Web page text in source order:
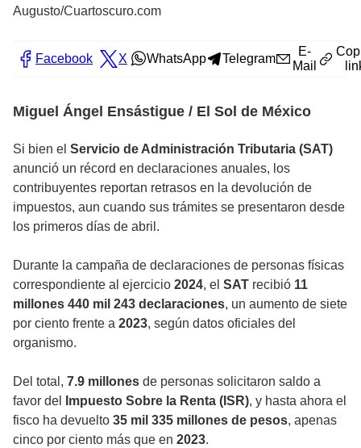
Augusto/Cuartoscuro.com
Facebook X WhatsApp Telegram
E-
Mail
Miguel Ángel Ensástigue / El Sol de México
Si bien el Servicio de Administración Tributaria (SAT)
anunció un récord en declaraciones anuales, los
contribuyentes reportan retrasos en la devolución de
impuestos, aun cuando sus trámites se presentaron desde
los primeros días de abril.
Durante la campaña de declaraciones de personas físicas
correspondiente al ejercicio 2024, el SAT recibió 11
millones 440 mil 243 declaraciones, un aumento de siete
por ciento frente a 2023, según datos oficiales del
organismo.
Del total, 7.9 millones de personas solicitaron saldo a
favor del
Impuesto Sobre la Renta (ISR), y hasta ahora el
fisco ha devuelto 35 mil 335 millones de pesos, apenas
cinco por ciento más que en 2023.